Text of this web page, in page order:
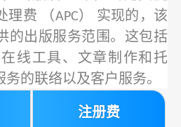
理费 （APC） 实现的，该
的出版服务范围。这包括
线工具、文章制作和托
的联络以及客户服务。
注册费